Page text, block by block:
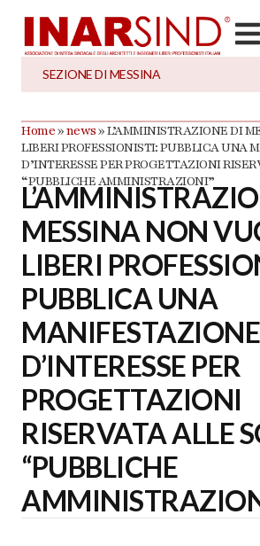
SEZIONE DI MESSINA
Home»news»L’AMMINISTRAZIONE DI
LIBERI PROFESSIONISTI: PUBBLICA UNA
D’INTERESSE PER PROGETTAZIONI
“PUBBLICHE AMMINISTRAZIONI”
MESSINA NON
LIBERI
PUBBLICA UNA
MANIFESTAZIONE
D’INTERESSE PER
PROGETTAZIONI
RISERVATA ALLE
“PUBBLICHE